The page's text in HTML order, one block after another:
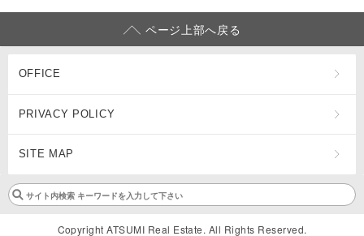
ページ上部へ戻る
OFFICE
PRIVACY POLICY
SITE MAP
Copyright ATSUMI Real Estate. All Rights Reserved.